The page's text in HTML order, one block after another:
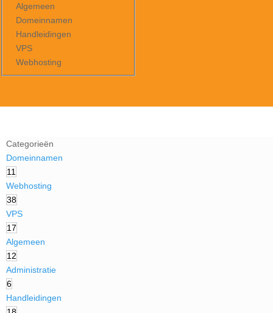
Algemeen
Domeinnamen
Handleidingen
VPS
Webhosting
Categorieën
Domeinnamen
11
Webhosting
38
VPS
17
Algemeen
12
Administratie
6
Handleidingen